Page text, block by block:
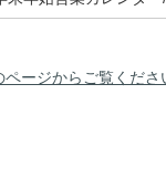
ージからご覧くださ